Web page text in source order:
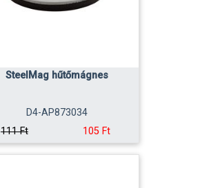
SteelMag hűtőmágnes
D4-AP873034
111 Ft
105 Ft